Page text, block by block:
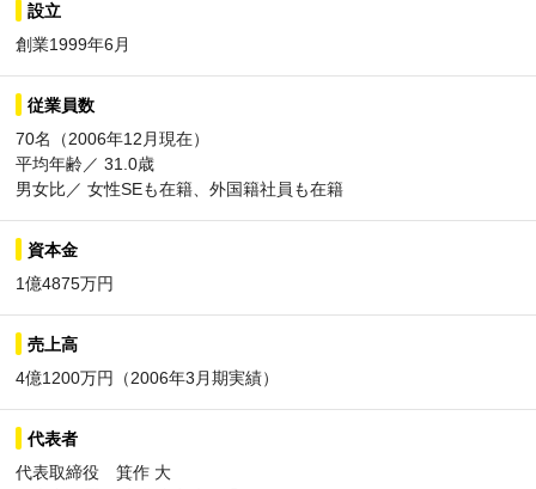
設立
創業1999年6月
従業員数
70名（2006年12月現在）
平均年齢／ 31.0歳
男女比／ 女性SEも在籍、外国籍社員も在籍
資本金
1億4875万円
売上高
4億1200万円（2006年3月期実績）
代表者
代表取締役 箕作 大